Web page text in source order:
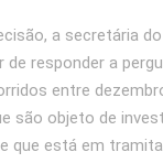
a secretária
de responder a
entre
são objeto de
que está em